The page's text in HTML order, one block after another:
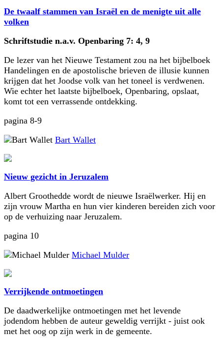
De twaalf stammen van Israël en de menigte uit alle
volken
Schriftstudie n.a.v. Openbaring 7: 4, 9
De lezer van het Nieuwe Testament zou na het bijbelboek
Handelingen en de apostolische brieven de illusie kunnen
krijgen dat het Joodse volk van het toneel is verdwenen.
Wie echter het laatste bijbelboek, Openbaring, opslaat,
komt tot een verrassende ontdekking.
pagina 8-9
Bart Wallet
Nieuw gezicht in Jeruzalem
Albert Groothedde wordt de nieuwe Israëlwerker. Hij en
zijn vrouw Martha en hun vier kinderen bereiden zich voor
op de verhuizing naar Jeruzalem.
pagina 10
Michael Mulder
Verrijkende ontmoetingen
De daadwerkelijke ontmoetingen met het levende
jodendom hebben de auteur geweldig verrijkt - juist ook
met het oog op zijn werk in de gemeente.